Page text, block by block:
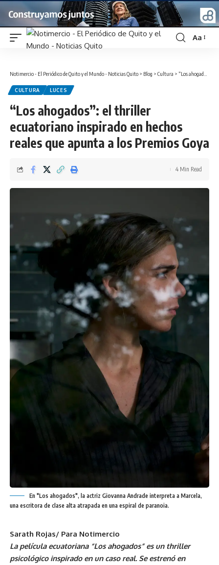
Font
Aa
Notimercio - El Periódico de Quito y el Mundo - Noticias Quito > Blog > Cultura > “Los ahogados”: el thriller ecuatoriano inspirado en hechos reales que apunta a los Premios Goya
CULTURA LUCES
“Los ahogados”: el thriller
ecuatoriano inspirado en hechos
reales que apunta a los Premios Goya
4 Min Read
En "Los ahogados", la actriz Giovanna Andrade interpreta a Marcela,
una escritora de clase alta atrapada en una espiral de paranoia.
Sarath Rojas/ Para Notimercio
La película ecuatoriana “Los ahogados” es un thriller
psicológico inspirado en un caso real. Se estrenó en